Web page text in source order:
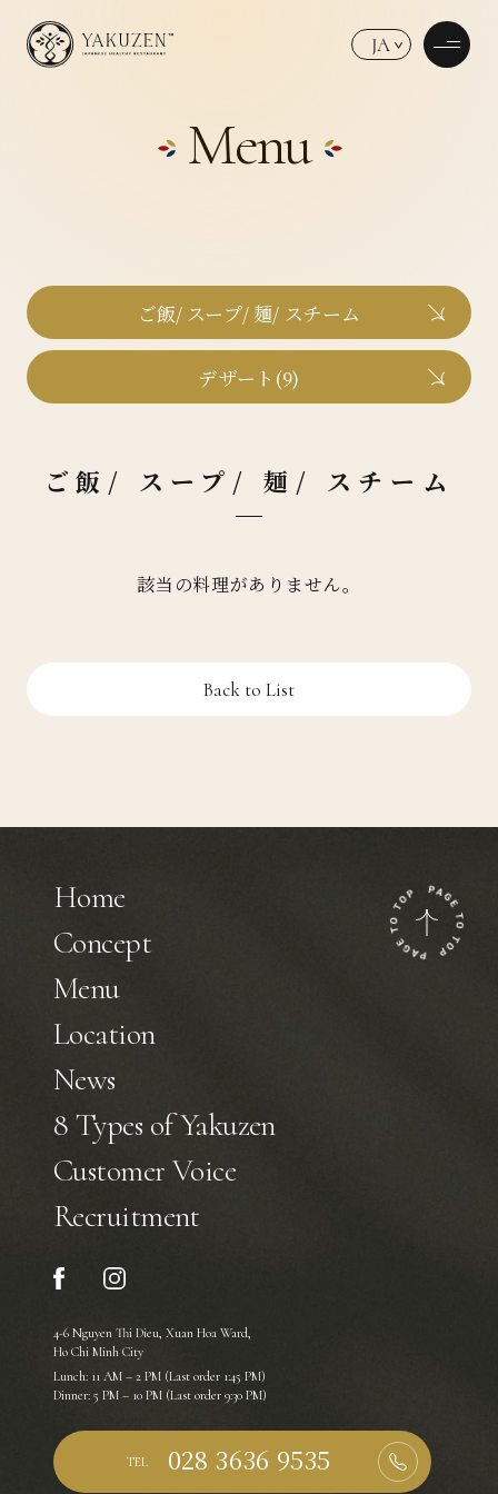
JA
Menu
ご飯/ スープ/ 麺/ スチーム
デザート(9)
ご飯/ スープ/ 麺/ スチーム
該当の料理がありません。
Back to List
Home
Concept
Menu
Location
News
8 Types of Yakuzen
Customer Voice
Recruitment
4-6 Nguyen Thi Dieu, Xuan Hoa Ward,
Ho Chi Minh City
Lunch: 11 AM – 2 PM (Last order 1:45 PM)
Dinner: 5 PM – 10 PM (Last order 9:30 PM)
TEL